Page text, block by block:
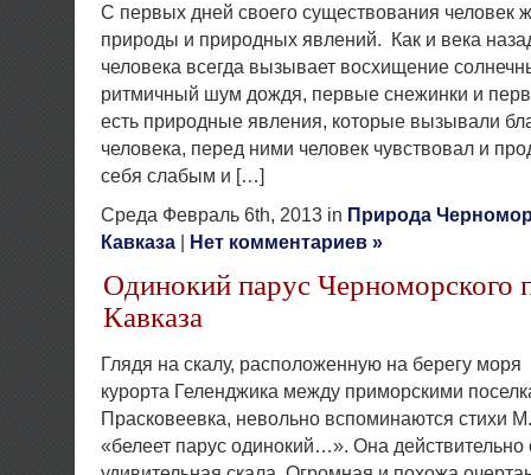
С первых дней своего существования человек
природы и природных явлений. Как и века
человека всегда вызывает восхищение
ритмичный шум дождя, первые снежинки и
есть природные явления, которые вызывали
человека, перед ними человек чувствовал и
себя слабым и […]
Среда Февраль 6th, 2013 in Природа
Кавказа | Нет комментариев »
Одинокий парус Черноморского
Кавказа
Глядя на скалу, расположенную на берегу моря
курорта Геленджика между приморскими
Прасковеевка, невольно вспоминаются стихи
«белеет парус одинокий…». Она действительно